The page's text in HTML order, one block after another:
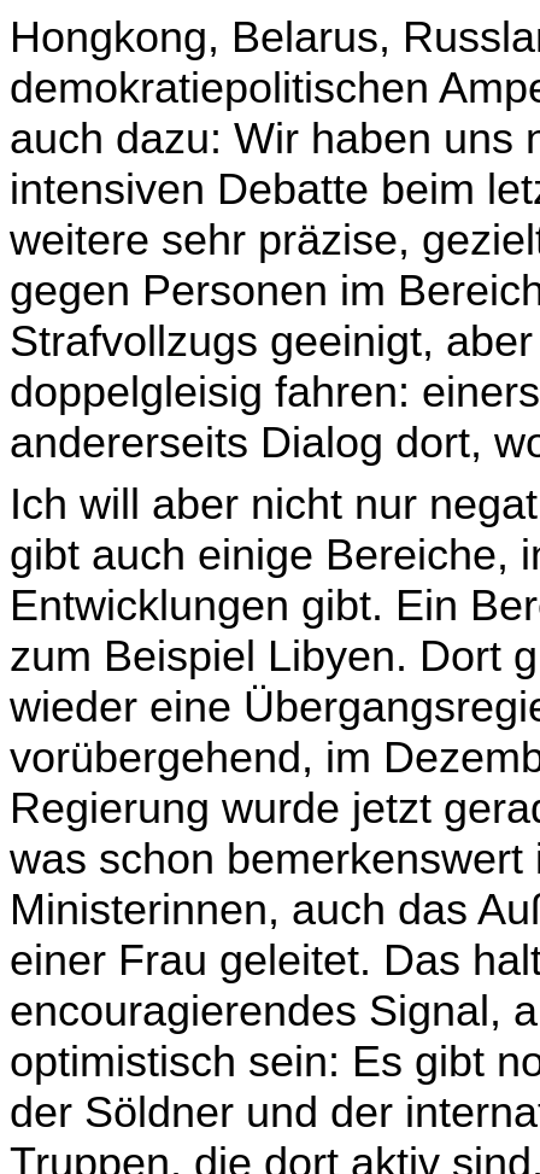
Hongkong, Belarus,
demokratiepolitischen
auch dazu: Wir haben uns
intensiven Debatte beim
weitere sehr präzise,
gegen Personen im
Strafvoll­zugs geeinigt,
doppelgleisig fahren:
andererseits Dialog dort,
Ich will aber nicht nur
gibt auch einige Bereiche,
Entwicklungen gibt. Ein
zum Beispiel Libyen. Dort
wieder eine
vorübergehend, im
Regierung wurde jetzt
was schon
Ministerinnen, auch das
einer Frau geleitet. Das
encouragierendes Signal,
optimistisch sein: Es gibt
der Söldner und der
Truppen, die dort aktiv